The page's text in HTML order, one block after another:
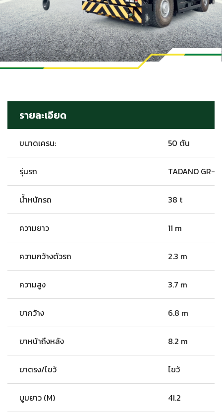
รายละเอียด
ขนาดเครน: 50 ตัน
รุ่นรถ TADANO GR-
น้ำหนักรถ 38 t
ความยาว 11 m
ความกว้างตัวรถ 2.3 m
ความสูง 3.7 m
ขากว้าง 6.8 m
ขาหน้าถึงหลัง 8.2 m
ขาตรง/ไขว้ ไขว้
บูมยาว (M) 41.2